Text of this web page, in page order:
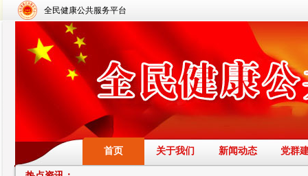
全民健康公共服务平台
首页 关于我们 新闻动态 党群